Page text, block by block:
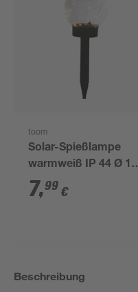
toom
Solar-Spießlampe
warmweiß IP 44 Ø 15
x 44 cm
7,99 €
Beschreibung